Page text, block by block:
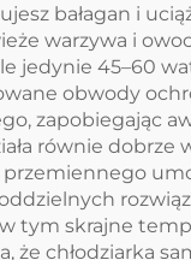
do
lub
bałagan i
warzywa i
jedynie 45–60
obwody
zapobiegając
równie dobrze
przemiennego
tym skrajne
że chłodziarka